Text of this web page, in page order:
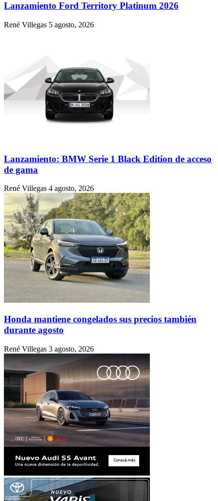
Lanzamiento Ford Territory Platinum 2026
René Villegas 5 agosto, 2026
Lanzamiento: BMW Serie 1 Black Edition de acceso
de gama
René Villegas 4 agosto, 2026
Honda mantiene congelados sus precios también
durante agosto
René Villegas 3 agosto, 2026